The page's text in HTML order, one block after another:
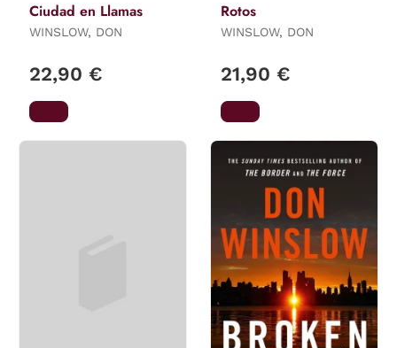
Ciudad en Llamas
WINSLOW, DON
22,90 €
Rotos
WINSLOW, DON
21,90 €